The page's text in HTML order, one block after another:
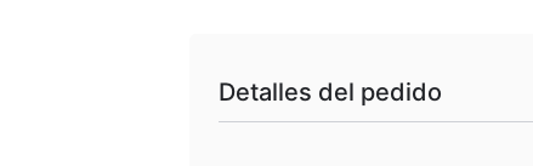
Detalles del pedido